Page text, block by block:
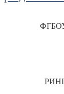
ФГБОУ